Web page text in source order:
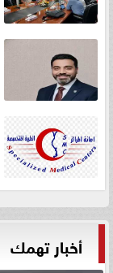
أخبار تهمك